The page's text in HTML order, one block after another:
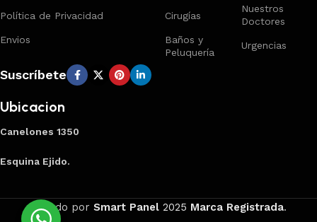
Política de Privacidad
Envios
Cirugías
Baños y
Peluquería
Nuestros
Doctores
Urgencias
Suscríbete
Ubicacion
Canelones 1350
Esquina Ejido.
Creado por Smart Panel 2025 Marca Registrada.